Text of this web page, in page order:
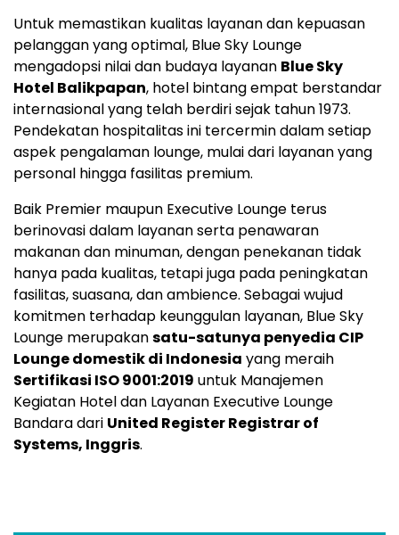
Untuk memastikan kualitas layanan dan kepuasan
pelanggan yang optimal, Blue Sky Lounge
mengadopsi nilai dan budaya layanan Blue Sky
Hotel Balikpapan, hotel bintang empat berstandar
internasional yang telah berdiri sejak tahun 1973.
Pendekatan hospitalitas ini tercermin dalam setiap
aspek pengalaman lounge, mulai dari layanan yang
personal hingga fasilitas premium.
Baik Premier maupun Executive Lounge terus
berinovasi dalam layanan serta penawaran
makanan dan minuman, dengan penekanan tidak
hanya pada kualitas, tetapi juga pada peningkatan
fasilitas, suasana, dan ambience. Sebagai wujud
komitmen terhadap keunggulan layanan, Blue Sky
Lounge merupakansatu-satunya penyedia CIP
Lounge domestik di Indonesia yang meraih
Sertifikasi ISO 9001:2019 untuk Manajemen
Kegiatan Hotel dan Layanan Executive Lounge
Bandara dari United Register Registrar of
Systems, Inggris.